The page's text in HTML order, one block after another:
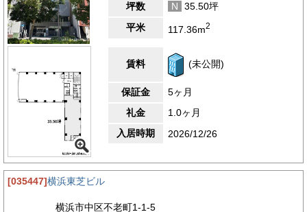
坪数
N
35.50坪
平米
117.36m2
賃料 (未公開)
保証金
5ヶ月
礼金
1.0ヶ月
入居時期
2026/12/26
[035447]横浜東芝ビル
横浜市中区不老町1-1-5